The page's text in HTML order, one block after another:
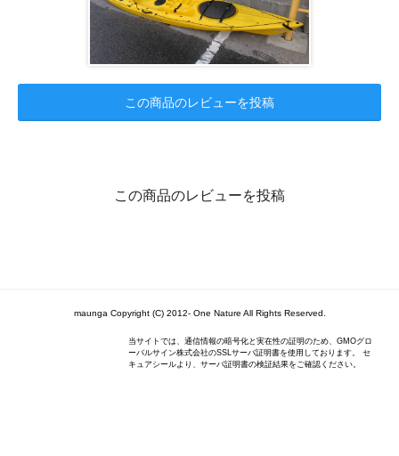
この商品のレビューを投稿
この商品のレビューを投稿
maunga Copyright (C) 2012- One Nature All Rights Reserved.
当サイトでは、通信情報の暗号化と実在性の証明のため、GMOグロ
ーバルサイン株式会社のSSLサーバ証明書を使用しております。 セ
キュアシールより、サーバ証明書の検証結果をご確認ください。